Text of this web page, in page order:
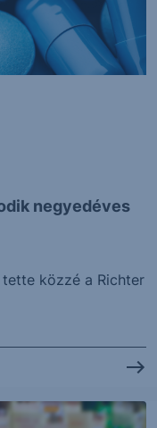
negyedéves
közzé a Richter